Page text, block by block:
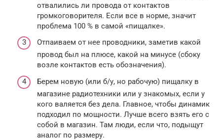
отвалились ли провода от контактов
громкоговорителя. Если все в норме, значит
проблема 100 % в самой «пищалке».
Отпаиваем от нее проводники, заметив какой
провод был на плюсе, какой на минусе (сбоку
возле контактов есть обозначения).
Берем новую (или б/у, но рабочую) пищалку в
магазине радиотехники или у знакомых, если у
кого валяется без дела. Главное, чтобы динамик
подходил по мощности. Лучше всего взять его с
собой в магазин. Там люди, если что, подыщут
аналог по размеру.